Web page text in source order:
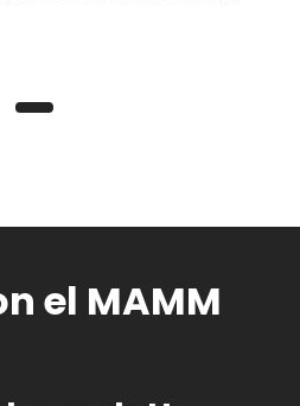
el MAMM